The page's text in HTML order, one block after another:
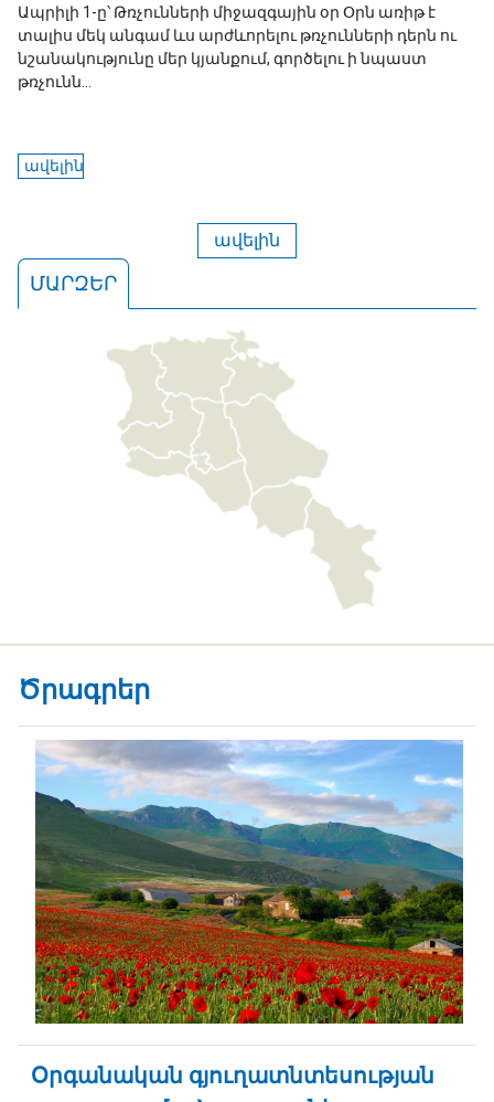
Ապրիլի 1-ը՝ Թռչունների միջազգային օր Օրն առիթ է
տալիս մեկ անգամ ևս արժևորելու թռչունների դերն ու
նշանակությունը մեր կյանքում, գործելու ի նպաստ
թռչունն...
ավելին
ավելին
ՄԱՐԶԵՐ
Ծրագրեր
Օրգանական գյուղատնտեսության